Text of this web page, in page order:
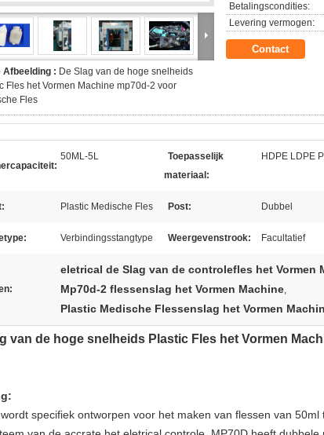
Afbeelding : De Slag van de hoge snelheids
Fles het Vormen Machine mp70d-2 voor
Fles
Betalingscondities:
Levering vermogen:
Contact
50ML-5L
Toepasselijk
materiaal:
HDPE LDPE
Plastic Medische Fles Post: Dubbel
Verbindingsstangtype Weergevenstrook: Facultatief
eletrical de Slag van de controlefles het Vormen
Mp70d-2 flessenslag het Vormen Machine,
Plastic Medische Flessenslag het Vormen
van de hoge snelheids Plastic Fles het Vormen
specifiek ontworpen voor het maken van flessen van